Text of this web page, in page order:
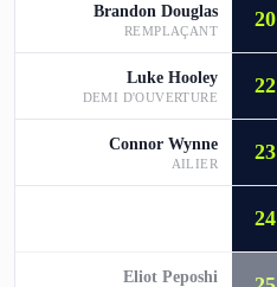
Brandon Douglas
REMPLAÇANT 20
Luke Hooley
DEMI D'OUVERTURE 22
Connor Wynne
AILIER 23
24
Eliot Peposhi